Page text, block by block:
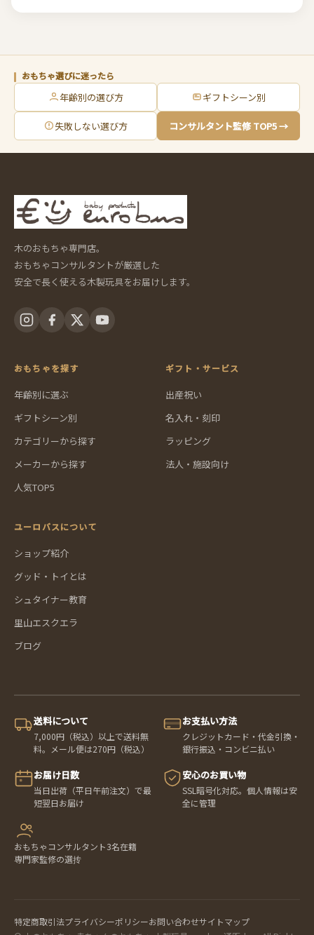
おもちゃ選びに迷ったら
年齢別の選び方 ギフトシーン別
失敗しない選び方 コンサルタント監修 TOP5 →
木のおもちゃ専門店。
おもちゃコンサルタントが厳選した
安全で長く使える木製玩具をお届けします。
おもちゃを探す
年齢別に選ぶ
ギフトシーン別
カテゴリーから探す
メーカーから探す
人気TOP5
ギフト・サービス
出産祝い
名入れ・刻印
ラッピング
法人・施設向け
ユーロバスについて
ショップ紹介
グッド・トイとは
シュタイナー教育
里山エスクエラ
ブログ
送料について
7,000円（税込）以上で送料無
料。メール便は270円（税込）
お支払い方法
クレジットカード・代金引換・
銀行振込・コンビニ払い
お届け日数
当日出荷（平日午前注文）で最
短翌日お届け
安心のお買い物
SSL暗号化対応。個人情報は安
全に管理
おもちゃコンサルタント3名在籍
専門家監修の選抟
特定商取引法プライバシーポリシーお問い合わせサイトマップ